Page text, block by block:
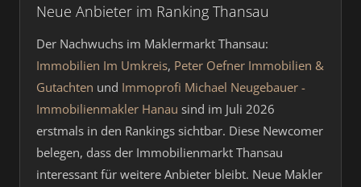
Neue Anbieter im Ranking Thansau
Der Nachwuchs im Maklermarkt Thansau:
Immobilien Im Umkreis, Peter Oefner Immobilien &
Gutachten und Immoprofi Michael Neugebauer -
Immobilienmakler Hanau sind im Juli 2026
erstmals in den Rankings sichtbar. Diese Newcomer
belegen, dass der Immobilienmarkt Thansau
interessant für weitere Anbieter bleibt. Neue Makler